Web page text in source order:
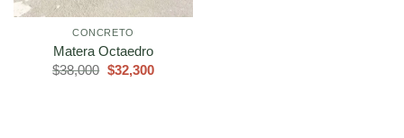
CONCRETO
Matera Octaedro
$38,000 El
$32,300El